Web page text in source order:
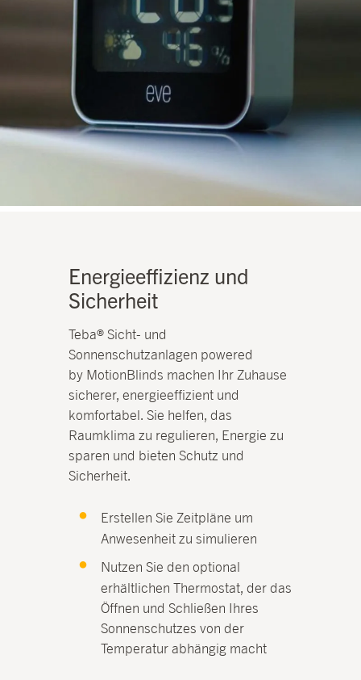
Energieeffizienz und
Sicherheit
Teba® Sicht- und
Sonnenschutzanlagen powered
by MotionBlinds machen Ihr Zuhause
sicherer, energieeffizient und
komfortabel. Sie helfen, das
Raumklima zu regulieren, Energie zu
sparen und bieten Schutz und
Sicherheit.
Erstellen Sie Zeitpläne um
Anwesenheit zu simulieren
Nutzen Sie den optional
erhältlichen Thermostat, der das
Öffnen und Schließen Ihres
Sonnenschutzes von der
Temperatur abhängig macht